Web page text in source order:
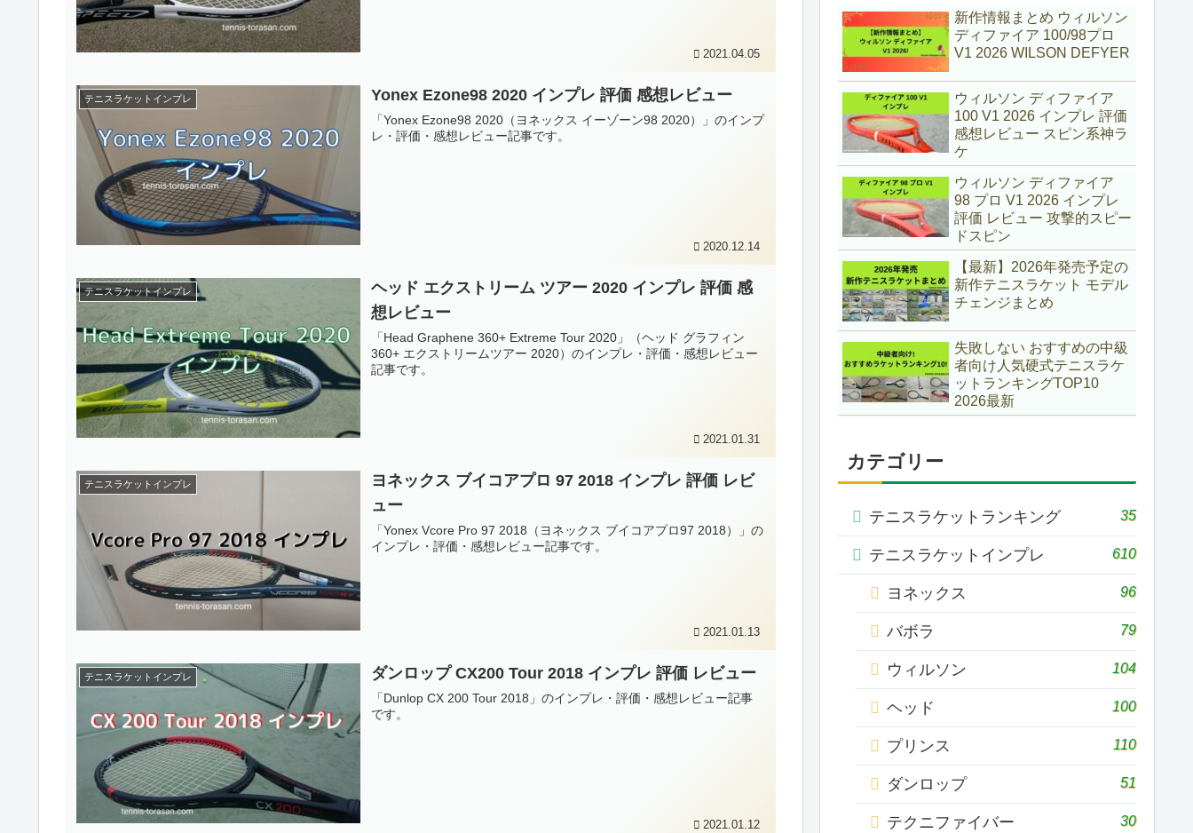
2021.04.05
テニスラケットインプレ Yonex Ezone98 2020 インプレ 評価 感想レビュー
「Yonex Ezone98 2020（ヨネックス イーゾーン98 2020）」のインプ
レ・評価・感想レビュー記事です。
2020.12.14
テニスラケットインプレ
ヘッド エクストリーム ツアー 2020 インプレ 評価 感
想レビュー
「Head Graphene 360+ Extreme Tour 2020」（ヘッド グラフィン
360+ エクストリームツアー 2020）のインプレ・評価・感想レビュー
記事です。
2021.01.31
テニスラケットインプレ
ヨネックス ブイコアプロ 97 2018 インプレ 評価 レビ
ュー
「Yonex Vcore Pro 97 2018（ヨネックス ブイコアプロ97 2018）」の
インプレ・評価・感想レビュー記事です。
2021.01.13
テニスラケットインプレ ダンロップ CX200 Tour 2018 インプレ 評価 レビュー
「Dunlop CX 200 Tour 2018」のインプレ・評価・感想レビュー記事
です。
2021.01.12
新作情報まとめ ウィルソン
ディファイア 100/98プロ
V1 2026 WILSON DEFYER
ウィルソン ディファイア
100 V1 2026 インプレ 評価
感想レビュー スピン系神ラ
ケ
ウィルソン ディファイア
98 プロ V1 2026 インプレ
評価 レビュー 攻撃的スピー
ドスピン
【最新】2026年発売予定の
新作テニスラケット モデル
チェンジまとめ
失敗しない おすすめの中級
者向け人気硬式テニスラケ
ットランキングTOP10
2026最新
カテゴリー
テニスラケットランキング 35
テニスラケットインプレ 610
ヨネックス 96
バボラ 79
ウィルソン 104
ヘッド 100
プリンス 110
ダンロップ 51
テクニファイバー 30